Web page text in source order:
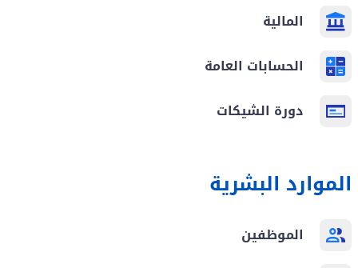
المالية
الحسابات العامة
دورة الشيكات
الموارد البشرية
الموظفين